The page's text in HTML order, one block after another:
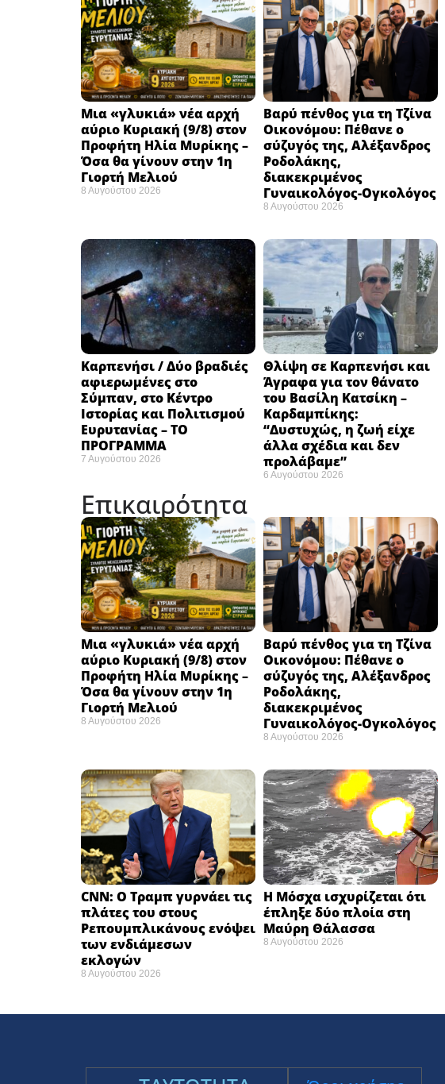
Μια «γλυκιά» νέα αρχή
αύριο Κυριακή (9/8) στον
Προφήτη Ηλία Μυρίκης –
Όσα θα γίνουν στην 1η
Γιορτή Μελιού
8 Αυγούστου 2026
Βαρύ πένθος για τη Τζίνα
Οικονόμου: Πέθανε ο
σύζυγός της, Αλέξανδρος
Ροδολάκης,
διακεκριμένος
Γυναικολόγος-Ογκολόγος
8 Αυγούστου 2026
Καρπενήσι / Δύο βραδιές
αφιερωμένες στο
Σύμπαν, στο Κέντρο
Ιστορίας και Πολιτισμού
Ευρυτανίας – ΤΟ
ΠΡΟΓΡΑΜΜΑ
7 Αυγούστου 2026
Θλίψη σε Καρπενήσι και
Άγραφα για τον θάνατο
του Βασίλη Κατσίκη –
Καρδαμπίκης:
“Δυστυχώς, η ζωή είχε
άλλα σχέδια και δεν
προλάβαμε”
6 Αυγούστου 2026
Επικαιρότητα
Μια «γλυκιά» νέα αρχή
αύριο Κυριακή (9/8) στον
Προφήτη Ηλία Μυρίκης –
Όσα θα γίνουν στην 1η
Γιορτή Μελιού
8 Αυγούστου 2026
Βαρύ πένθος για τη Τζίνα
Οικονόμου: Πέθανε ο
σύζυγός της, Αλέξανδρος
Ροδολάκης,
διακεκριμένος
Γυναικολόγος-Ογκολόγος
8 Αυγούστου 2026
CNN: Ο Τραμπ γυρνάει τις
πλάτες του στους
Ρεπουμπλικάνους ενόψει
των ενδιάμεσων
εκλογών ​
8 Αυγούστου 2026
Η Μόσχα ισχυρίζεται ότι
έπληξε δύο πλοία στη
Μαύρη Θάλασσα ​
8 Αυγούστου 2026